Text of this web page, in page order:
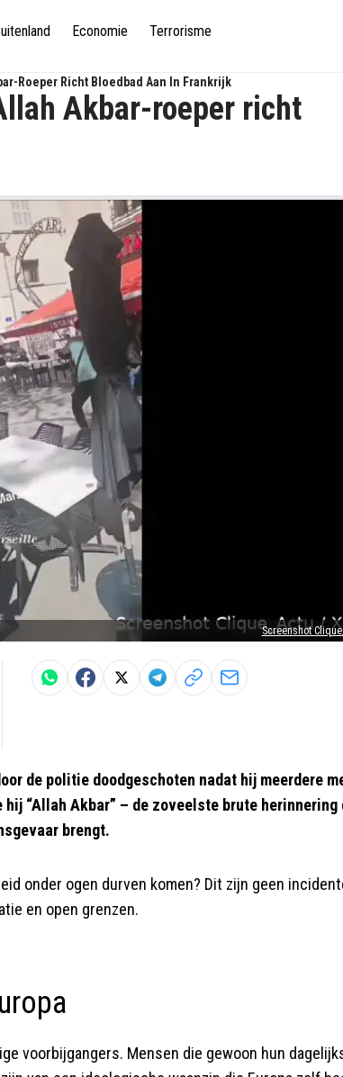
Economie Terrorisme
Roeper Richt Bloedbad Aan In Frankrijk
Screenshot
Akbar-roeper richt
de politie doodgeschoten nadat hij meerdere
“Allah Akbar” – de zoveelste brute herinnering
brengt.
onder ogen durven komen? Dit zijn geen
en open grenzen.
voorbijgangers. Mensen die gewoon hun